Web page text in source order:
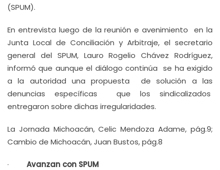
(SPUM).
En entrevista luego de la reunión e avenimiento en la
Junta Local de Conciliación y Arbitraje, el secretario
general del SPUM, Lauro Rogelio Chávez Rodríguez,
informó que aunque el diálogo continúa se ha exigido
a la autoridad una propuesta de solución a las
denuncias específicas que los sindicalizados
entregaron sobre dichas irregularidades.
La Jornada Michoacán, Celic Mendoza Adame, pág.9;
Cambio de Michoacán, Juan Bustos, pág.8
· Avanzan con SPUM